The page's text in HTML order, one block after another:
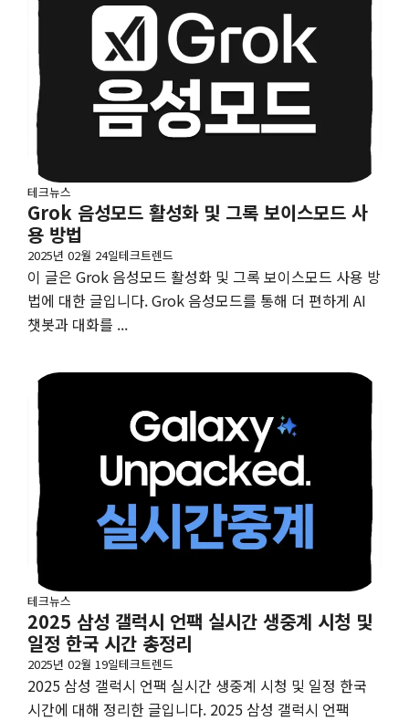
테크뉴스
Grok 음성모드 활성화 및 그록 보이스모드 사
용 방법
2025년 02월 24일테크트렌드
이 글은 Grok 음성모드 활성화 및 그록 보이스모드 사용 방
법에 대한 글입니다. Grok 음성모드를 통해 더 편하게 AI
챗봇과 대화를 ...
테크뉴스
2025 삼성 갤럭시 언팩 실시간 생중계 시청 및
일정 한국 시간 총정리
2025년 02월 19일테크트렌드
2025 삼성 갤럭시 언팩 실시간 생중계 시청 및 일정 한국
시간에 대해 정리한 글입니다. 2025 삼성 갤럭시 언팩